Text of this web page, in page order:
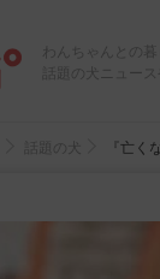
わんちゃんとの
話題の犬ニュー
話題の犬 『亡